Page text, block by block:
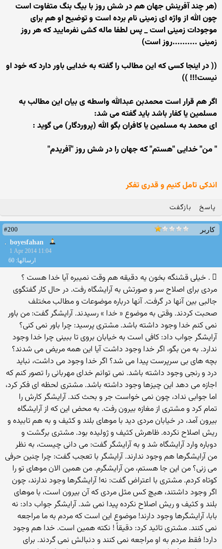
(هر چند آفرینش جهان هم در شش روز با بیگ بنگ متفاوت است
چون الله از واژه ای زمینی نام برده است و توضیح او هم برای
موجودات زمینی است _ پس لطفا ماله کشی نفرمایید که هر روز
زمینی ..........روز است)
(( در اینجا کسی که این مطالب را گفته به خدایی باور دارد که خود او
نیست!!! ))
اگر هم قرار است محمدبن عبدالله واسطه ی بیان این مطالب به
مسلمین یا کفار باشد باید گفته می شد:
ای محمد به مسلمین یا کافران بگو الله (پروردگار) می گوید :
" من" خدایی "هستم" که جهان را در شش روز "آفریدم"
اندکی تامل کنیم و قدری تفکر
پاسخ بازگفت
کاربر
#200
boyesfahan
1 Apr 2014 11:04
ارسالها: 60
 . خیلی قشنگه بخون یه دقیقه هم وقت نمیبره آيا خدا هست ؟
مردی برای اصلاح سر و صورتش به آرایشگاه رفت. در حال کار گفتگوی
جالبی بین آنها در گرفت. آنها درباره موضوعات و مطالب مختلف
صحبت کردند. وقتی به موضوع « خدا » رسیدند. آرایشگر گفت: من باور
نمی کنم خدا وجود داشته باشد. مشتری پرسید: چرا باور نمی کنی؟
آرایشگر جواب داد: کافی است به خیابان بروی تا ببینی چرا خدا وجود
ندارد. به من بگو، اگر خدا وجود داشت آیا این همه مریض می شدند؟
بچه های بی سرپرست پیدا می شد؟ اگر خدا وجود می داشت، نباید
درد و رنجی وجود داشته باشد. نمی توانم خدای مهربانی را تصور کنم که
اجازه می دهد این چیزها وجود داشته باشد. مشتری لحظه ای فکر کرد،
اما جوابی نداد، چون نمی خواست جر و بحث کند. آرایشگر کارش را
تمام کرد و مشتری از مغازه بیرون رفت. به محض این که از آرایشگاه
بیرون آمد، در خیابان مردی دید با موهای بلند و کثیف و به هم تابیده و
ریش اصلاح نکرده. ظاهرش کثیف و ژولیده بود. مشتری برگشت و
دوباره وارد آرایشگاه شد و به آرایشگر گفت: می دانی چیست، به نظر
من آرایشگرها هم وجود ندارند. آرایشگر با تعجب گفت: چرا چنین حرفی
می زنی؟ من این جا هستم، من آرایشگرم. من همین الان موهای تو را
کوتاه کردم. مشتری با اعتراض گفت: نه! آرایشگرها وجود ندارند، چون
اگر وجود داشتند، هیچ کس مثل مردی که آن بیرون است، با موهای
بلند و کثیف و ریش اصلاح نکرده پیدا نمی شد. آرایشگر جواب داد: نه
بابا، آرایشگرها وجود دارند! موضوع این است که مردم به ما مراجعه
نمی کنند. مشتری تائید کرد: دقیقاً ! نکته همین است. خدا هم وجود
دارد! فقط مردم به او مراجعه نمی کنند و دنبالش نمی گردند. برای